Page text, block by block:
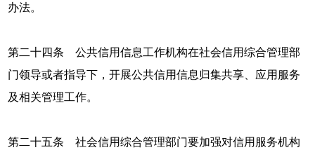
办法。
第二十四条 公共信用信息工作机构在社会信用综合管理部
门领导或者指导下，开展公共信用信息归集共享、应用服务
及相关管理工作。
第二十五条 社会信用综合管理部门要加强对信用服务机构